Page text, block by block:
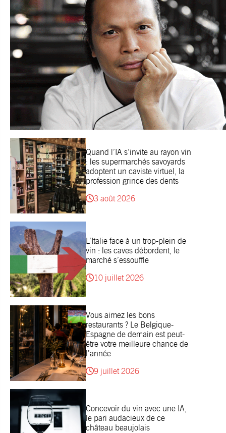
Quand l’IA s’invite au rayon vin
: les supermarchés savoyards
adoptent un caviste virtuel, la
profession grince des dents
3 août 2026
L’Italie face à un trop-plein de
vin : les caves débordent, le
marché s’essouffle
10 juillet 2026
Vous aimez les bons
restaurants ? Le Belgique-
Espagne de demain est peut-
être votre meilleure chance de
l’année
9 juillet 2026
Concevoir du vin avec une IA,
le pari audacieux de ce
château beaujolais